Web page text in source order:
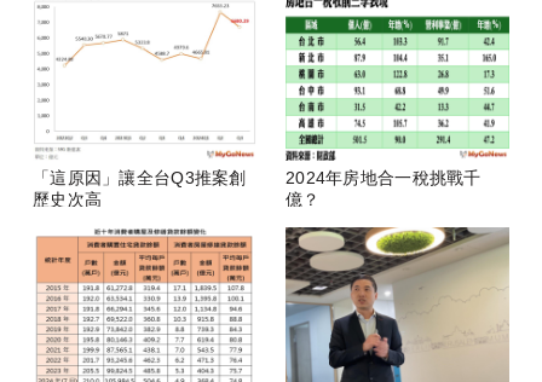
「這原因」讓全台Q3推案創
歷史次高
2024年房地合一稅挑戰千
億？